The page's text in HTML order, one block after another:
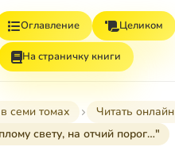
Оглавление Целиком
На страничку книги
семи томах Читать онлайн
свету, на отчий порог…"